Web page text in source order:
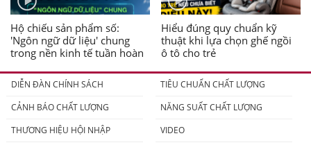
Hộ chiếu sản phẩm số:
'Ngôn ngữ dữ liệu' chung
trong nền kinh tế tuần hoàn
Hiểu đúng quy chuẩn kỹ
thuật khi lựa chọn ghế ngồi
ô tô cho trẻ
DIỄN ĐÀN CHÍNH SÁCH
TIÊU CHUẨN CHẤT LƯỢNG
CẢNH BÁO CHẤT LƯỢNG
NĂNG SUẤT CHẤT LƯỢNG
THƯƠNG HIỆU HỘI NHẬP
VIDEO